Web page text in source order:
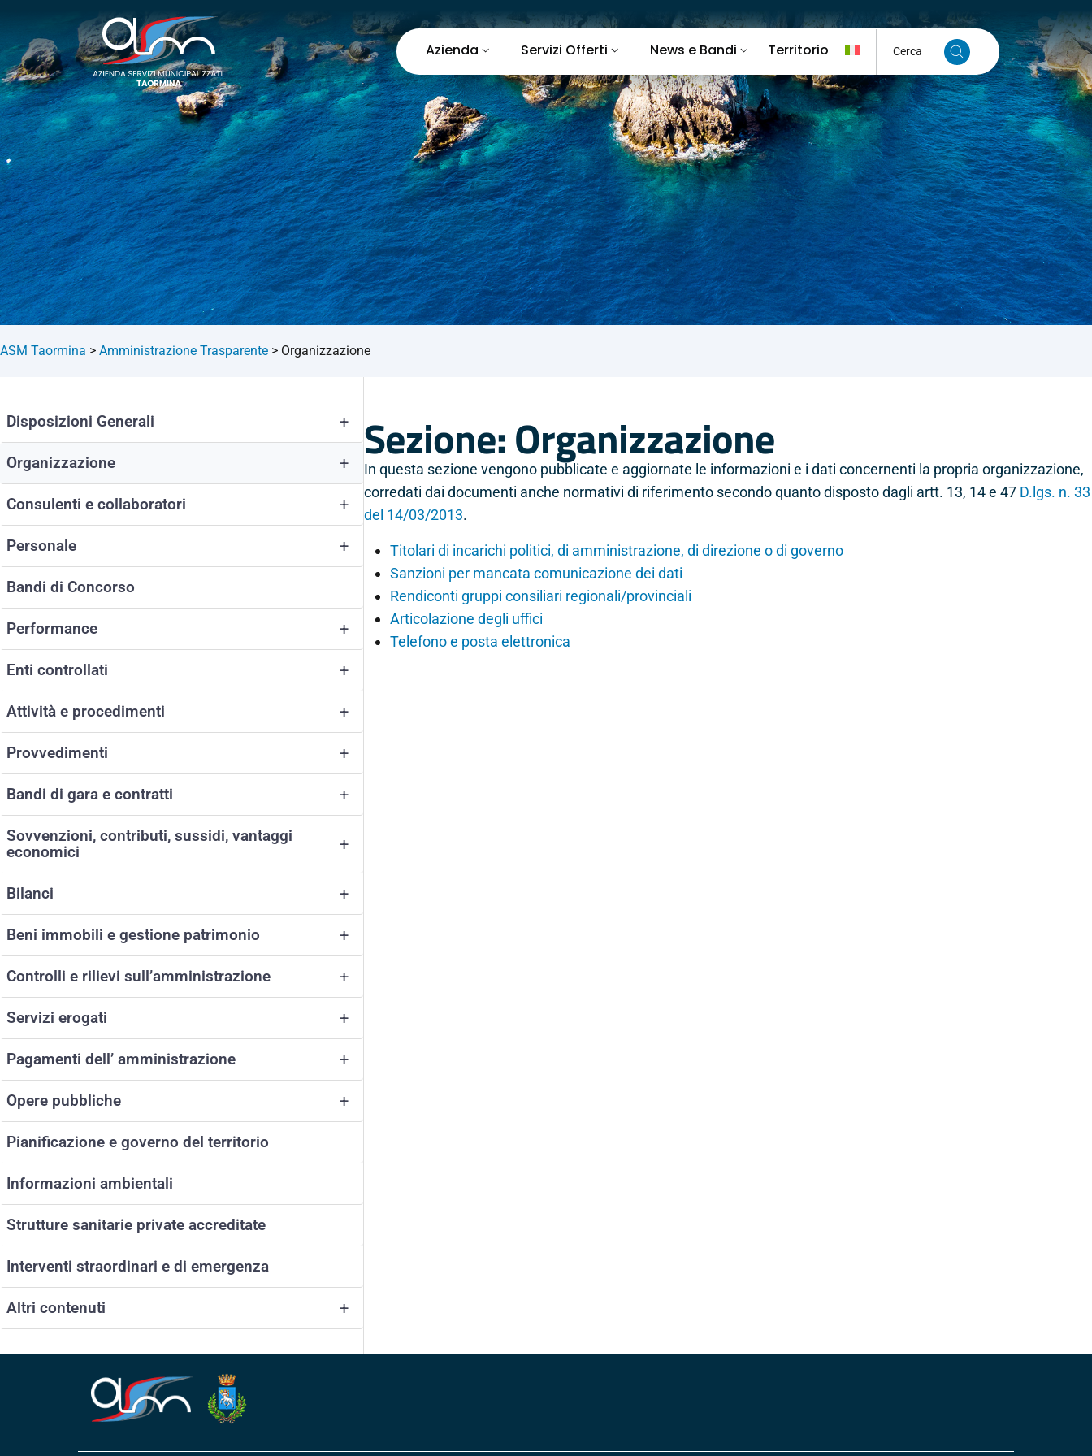
Azienda Servizi Offerti News e Bandi Territorio Cerca
ASM Taormina > Amministrazione Trasparente > Organizzazione
+
Disposizioni Generali
+
Organizzazione
+
Consulenti e collaboratori
+
Personale
Bandi di Concorso
+
Performance
+
Enti controllati
+
Attività e procedimenti
+
Provvedimenti
+
Bandi di gara e contratti
+
Sovvenzioni, contributi, sussidi, vantaggi
economici
+
Bilanci
+
Beni immobili e gestione patrimonio
+
Controlli e rilievi sull’amministrazione
+
Servizi erogati
+
Pagamenti dell’ amministrazione
+
Opere pubbliche
Pianificazione e governo del territorio
Informazioni ambientali
Strutture sanitarie private accreditate
Interventi straordinari e di emergenza
+
Altri contenuti
Sezione: Organizzazione
In questa sezione vengono pubblicate e aggiornate le informazioni e i dati concernenti la propria organizzazione,
corredati dai documenti anche normativi di riferimento secondo quanto disposto dagli artt. 13, 14 e 47 D.lgs. n. 33
del 14/03/2013.
Titolari di incarichi politici, di amministrazione, di direzione o di governo
Sanzioni per mancata comunicazione dei dati
Rendiconti gruppi consiliari regionali/provinciali
Articolazione degli uffici
Telefono e posta elettronica